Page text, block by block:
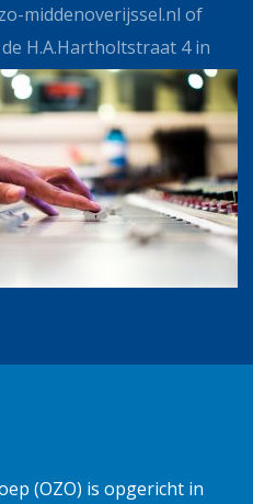
middenoverijssel.nl of
H.A.Hartholtstraat 4 in
(OZO) is opgericht in